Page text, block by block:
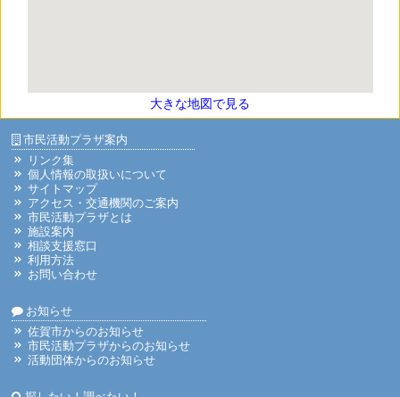
大きな地図で見る
市民活動プラザ案内
リンク集
個人情報の取扱いについて
サイトマップ
アクセス・交通機関のご案内
市民活動プラザとは
施設案内
相談支援窓口
利用方法
お問い合わせ
お知らせ
佐賀市からのお知らせ
市民活動プラザからのお知らせ
活動団体からのお知らせ